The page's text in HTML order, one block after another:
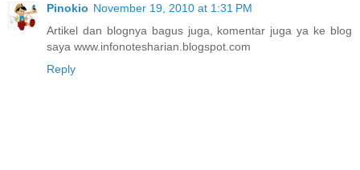
Pinokio November 19, 2010 at 1:31 PM
Artikel dan blognya bagus juga, komentar juga ya ke blog
saya www.infonotesharian.blogspot.com
Reply